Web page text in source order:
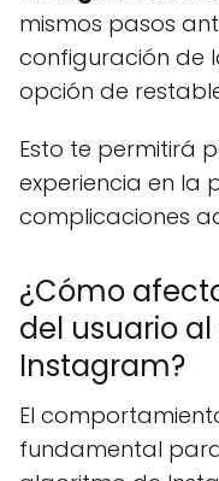
mismos pasos
configuración de
opción de
Esto te permitirá
experiencia en la
complicaciones
¿Cómo
del usuario
Instagram?
El
fundamental